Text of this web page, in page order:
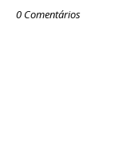
0 Comentários